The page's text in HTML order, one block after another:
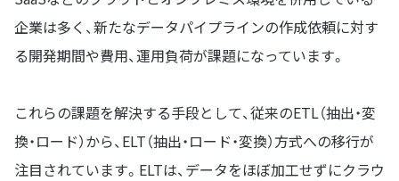
企業は多く、新たなデータパイプラインの作成依頼に対す
る開発期間や費用、運用負荷が課題になっています。
これらの課題を解決する手段として、従来のETL（抽出・変
換・ロード）から、ELT（抽出・ロード・変換）方式への移行が
注目されています。ELTは、データをほぼ加工せずにクラウ